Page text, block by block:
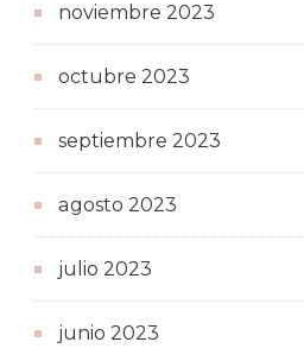
noviembre 2023
octubre 2023
septiembre 2023
agosto 2023
julio 2023
junio 2023